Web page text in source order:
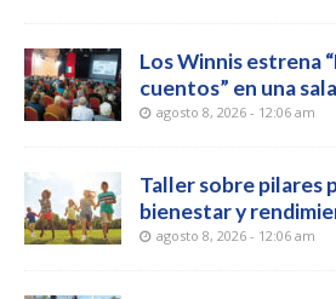
Los Winnis estrena
cuentos” en una
agosto 8, 2026 - 12:06 am
Taller sobre pilares
bienestar y
agosto 8, 2026 - 12:06 am